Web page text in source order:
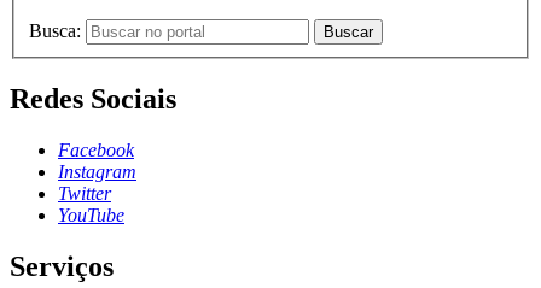
Busca: Buscar
Redes Sociais
Facebook
Instagram
Twitter
YouTube
Serviços